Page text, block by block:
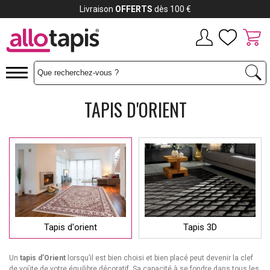
TAPIS D'ORIENT
Tapis d'orient Tapis 3D
Un tapis d’Orient lorsqu’il est bien choisi et bien placé peut devenir la clef
Payez jusqu'à12x